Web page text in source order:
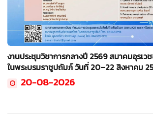
งานประชุมวิชาการกลางปี 2569 สมาคมอุรเว
ในพระบรมราชูปถัมภ์ วันที่ 20–22 สิงหาคม
20-08-2026